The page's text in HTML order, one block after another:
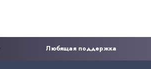
Любящая поддержка